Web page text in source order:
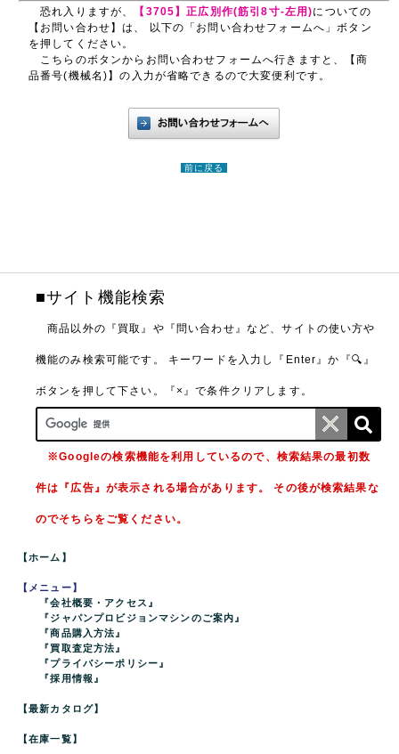
恐れ入りますが、 【3705】正広別作(筋引8寸-左用)についての
【お問い合わせ】は、 以下の「お問い合わせフォームへ」ボタン
を押してください。
こちらのボタンからお問い合わせフォームへ行きますと、【商
品番号(機械名)】の入力が省略できるので大変便利です。
前に戻る
■サイト機能検索
商品以外の『買取』や『問い合わせ』など、サイトの使い方や
機能のみ検索可能です。 キーワードを入力し『Enter』か『🔍』
ボタンを押して下さい。『×』で条件クリアします。
※Googleの検索機能を利用しているので、検索結果の最初数
件は『広告』が表示される場合があります。 その後が検索結果な
のでそちらをご覧ください。
【ホーム】
【メニュー】
『会社概要・アクセス』
『ジャパンプロビジョンマシンのご案内』
『商品購入方法』
『買取査定方法』
『プライバシーポリシー』
『採用情報』
【最新カタログ】
【在庫一覧】